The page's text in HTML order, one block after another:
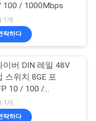
업적
131
100 / 1000Mbps
개
락하다
이버 DIN 레일 48V
스위치 8GE 포
10 / 100 /
관리 산업 스
개
락하다